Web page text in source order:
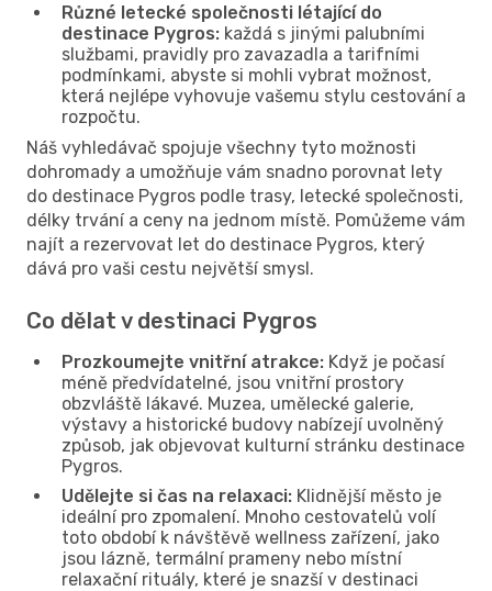
Různé letecké společnosti létající do
destinace Pygros: každá s jinými palubními
službami, pravidly pro zavazadla a tarifními
podmínkami, abyste si mohli vybrat možnost,
která nejlépe vyhovuje vašemu stylu cestování a
rozpočtu.
Náš vyhledávač spojuje všechny tyto možnosti
dohromady a umožňuje vám snadno porovnat lety
do destinace Pygros podle trasy, letecké společnosti,
délky trvání a ceny na jednom místě. Pomůžeme vám
najít a rezervovat let do destinace Pygros, který
dává pro vaši cestu největší smysl.
Co dělat v destinaci Pygros
Prozkoumejte vnitřní atrakce: Když je počasí
méně předvídatelné, jsou vnitřní prostory
obzvláště lákavé. Muzea, umělecké galerie,
výstavy a historické budovy nabízejí uvolněný
způsob, jak objevovat kulturní stránku destinace
Pygros.
Udělejte si čas na relaxaci: Klidnější město je
ideální pro zpomalení. Mnoho cestovatelů volí
toto období k návštěvě wellness zařízení, jako
jsou lázně, termální prameny nebo místní
relaxační rituály, které je snazší v destinaci